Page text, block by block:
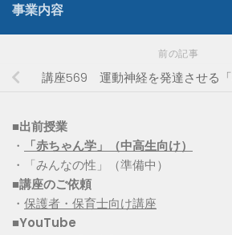
事業内容
前の記事
講座569 運動神経を発達させる「
■出前授業
・
「赤ちゃん学」（中高生向け）
・「みんなの性」（準備中）
■講座のご依頼
・ 保護者・保育士向け講座
■YouTube